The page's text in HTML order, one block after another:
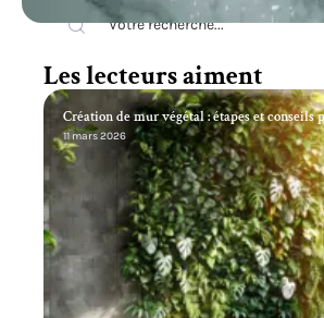
Les lecteurs aiment
Création de mur végétal : étapes et conseils
11 mars 2026